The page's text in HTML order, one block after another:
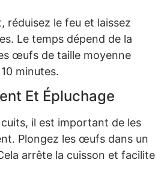
réduisez le feu et laissez
Le temps dépend de la
œufs de taille moyenne
minutes.
Et Épluchage
il est important de les
Plongez les œufs dans un
arrête la cuisson et facilite